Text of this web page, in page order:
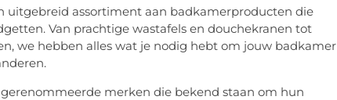
uitgebreid assortiment aan badkamerproducten die
Van prachtige wastafels en douchekranen tot
we hebben alles wat je nodig hebt om jouw badkamer
merken die bekend staan om hun